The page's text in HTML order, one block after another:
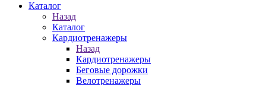
Каталог
Назад
Каталог
Кардиотренажеры
Назад
Кардиотренажеры
Беговые дорожки
Велотренажеры